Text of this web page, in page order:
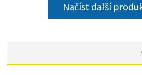
Načíst další